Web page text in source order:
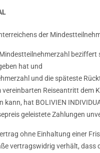
der
hat und
und die späteste
Reiseantritt dem
hat BOLIVIEN
geleistete Zahlungen
ohne Einhaltung einer
vertragswidrig verhält,